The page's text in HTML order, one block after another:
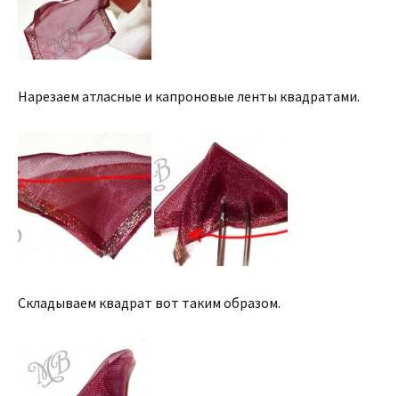
Нарезаем атласные и капроновые ленты квадратами.
Складываем квадрат вот таким образом.